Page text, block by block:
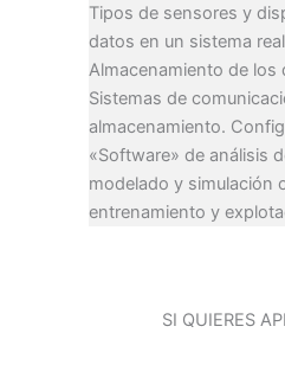
Tipos de sensores y
datos en un sistema
Almacenamiento de los
Sistemas de
almacenamiento.
«Software» de análisis
modelado y simulación
entrenamiento y
SI QUIERES